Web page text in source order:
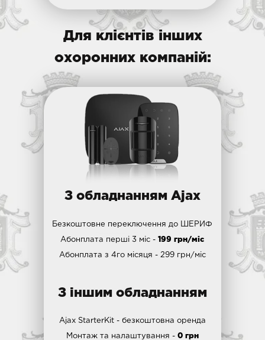
Для клієнтів інших
охоронних компаній:
З обладнанням Ajax
Безкоштовне переключення до ШЕРИФ
Абонплата перші 3 міс - 199 грн/міс
Абонплата з 4го місяця - 299 грн/міс
З іншим обладнанням
Ajax StarterKit - безкоштовна оренда
Монтаж та налаштування - 0 грн